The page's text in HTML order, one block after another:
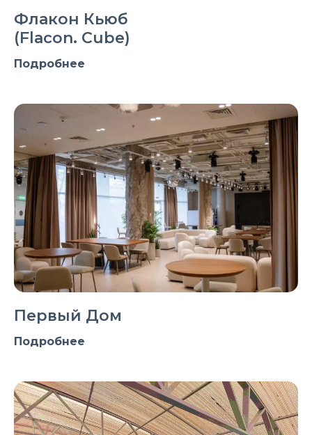
Флакон Кьюб
(Flacon. Cube)
Подробнее
Первый Дом
Подробнее